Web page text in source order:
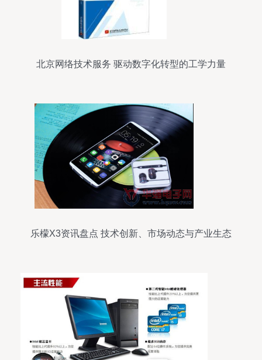
北京网络技术服务 驱动数字化转型的工学力量
乐檬X3资讯盘点 技术创新、市场动态与产业生态